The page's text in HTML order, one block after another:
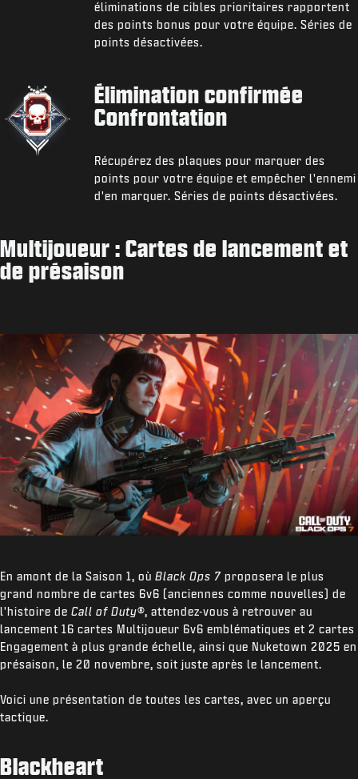
éliminations de cibles prioritaires rapportent
des points bonus pour votre équipe. Séries de
points désactivées.
Élimination confirmée
Confrontation
Récupérez des plaques pour marquer des
points pour votre équipe et empêcher l'ennemi
d'en marquer. Séries de points désactivées.
Multijoueur : Cartes de lancement et
de présaison
En amont de la Saison 1, où Black Ops 7 proposera le plus
grand nombre de cartes 6v6 (anciennes comme nouvelles) de
l'histoire de Call of Duty®, attendez-vous à retrouver au
lancement 16 cartes Multijoueur 6v6 emblématiques et 2 cartes
Engagement à plus grande échelle, ainsi que Nuketown 2025 en
présaison, le 20 novembre, soit juste après le lancement.
Voici une présentation de toutes les cartes, avec un aperçu
tactique.
Blackheart